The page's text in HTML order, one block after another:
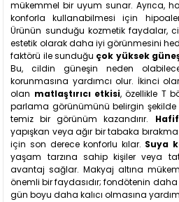
mükemmel bir uyum sunar. Ayrıca,
konforla kullanabilmesi için
Ürünün sunduğu kozmetik faydalar,
estetik olarak daha iyi görünmesini
faktörü ile sunduğu çok yüksek
Bu, cildin güneşin neden
korunmasına yardımcı olur. İkinci
olan matlaştırıcı etkisi, özellikle T
parlama görünümünü belirgin şekilde
temiz bir görünüm kazandırır.
yapışkan veya ağır bir tabaka
için son derece konforlu kılar. Suya
yaşam tarzına sahip kişiler veya
avantaj sağlar. Makyaj altına
önemli bir faydasıdır; fondötenin
gün boyu daha kalıcı olmasına